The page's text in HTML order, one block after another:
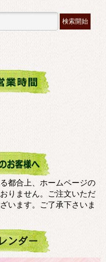
都合上、ホームページの
りません。ご注文いただ
います。ご了承下さいま